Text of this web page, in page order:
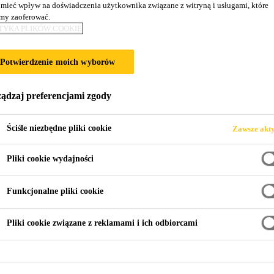
zabezpieczania przed graffiti. Matowa/
preparatem na bazie silanów i siloksanów do
mineralnych.
zarówno ręcznego jak i metodą natrysku.
zabrudzeniami i wilgocią przez okres 20 lat,
zabezpieczającej.
powierzchni.
PRODUKTU
wpływ na doświadczenia użytkownika związane z witryną i usługami, które
zaoferować.
PLIKÓW COOKIE
Potwierdzenie moich wyborów
preferencjami zgody
Ściśle niezbędne pliki cookie Zawsze
Pliki cookie wydajności
Funkcjonalne pliki cookie
Pliki cookie związane z reklamami i ich odbiorcami